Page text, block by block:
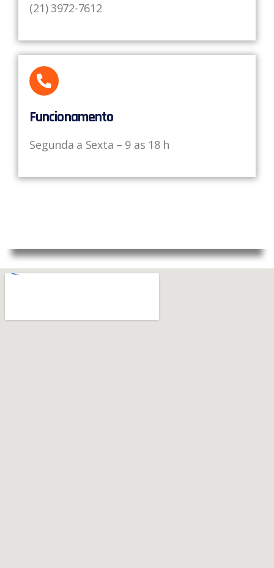
(21) 3972-7612
Funcionamento
Segunda a Sexta – 9 as 18 h